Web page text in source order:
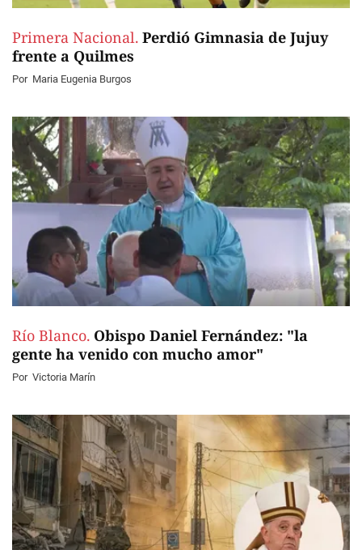
Primera Nacional. Perdió Gimnasia de Jujuy
frente a Quilmes
Por Maria Eugenia Burgos
Río Blanco. Obispo Daniel Fernández: "la
gente ha venido con mucho amor"
Por Victoria Marín